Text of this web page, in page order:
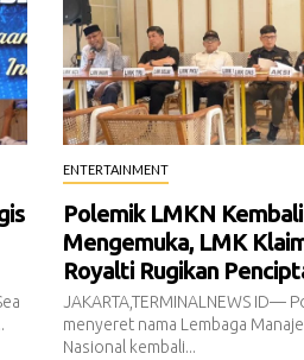
ENTERTAINMENT
Polemik LMKN Kembali
Mengemuka, LMK
Royalti Rugikan
JAKARTA,TERMINALNEWS ID—
menyeret nama Lembaga
Nasional kembali...